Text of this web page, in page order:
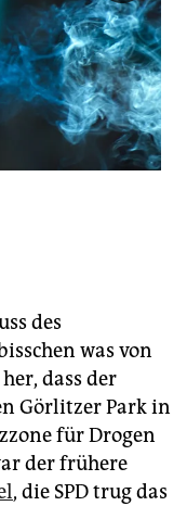
des
was von
dass der
Görlitzer Park in
für Drogen
der frühere
, die SPD trug das